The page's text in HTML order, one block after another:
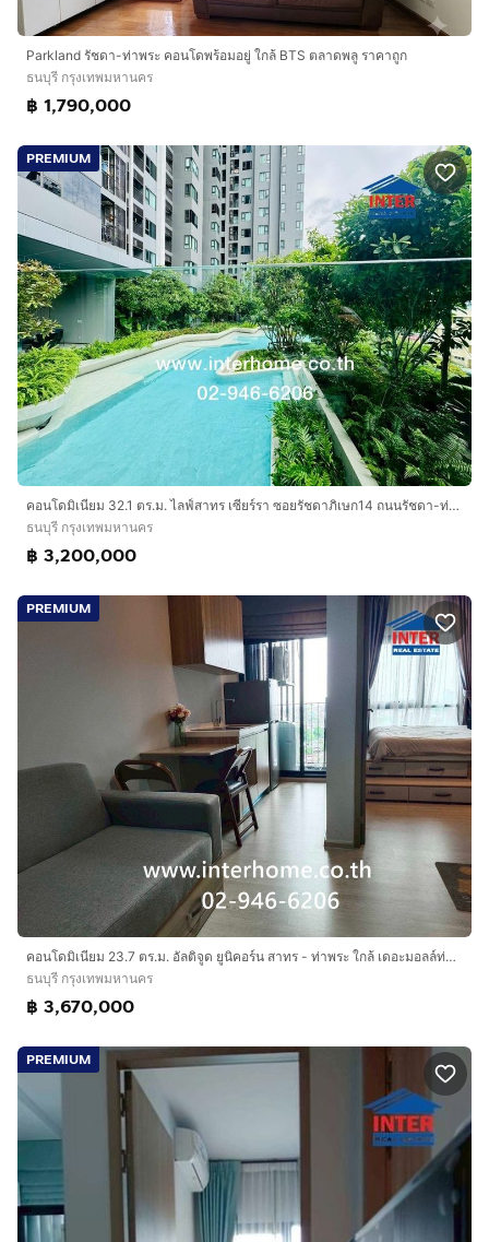
Parkland รัชดา-ท่าพระ คอนโดพร้อมอยู่ ใกล้ BTS ตลาดพลู ราคาถูก
ธนบุรี กรุงเทพมหานคร
฿ 1,790,000
PREMIUM
คอนโดมิเนียม 32.1 ตร.ม. ไลฟ์สาทร เซียร์รา ซอยรัชดาภิเษก14 ถนนรัชดา-ท่าพระ ถนนวุฒากาศ เขตธนบุรี กรุงเทพมหานคร
ธนบุรี กรุงเทพมหานคร
฿ 3,200,000
PREMIUM
คอนโดมิเนียม 23.7 ตร.ม. อัลติจูด ยูนิคอร์น สาทร - ท่าพระ ใกล้ เดอะมอลล์ท่าพระ ซอยรัชดาท่าพระ13 ถนนรัชดาภิเษก ถนนวุฒากาศ เขตธนบุรี กรุงเทพ
ธนบุรี กรุงเทพมหานคร
฿ 3,670,000
PREMIUM